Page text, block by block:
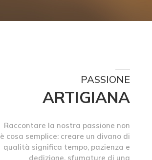
PASSIONE
ARTIGIANA
Raccontare la nostra passione non
è cosa semplice: creare un divano di
qualità significa tempo, pazienza e
dedizione, sfumature di una